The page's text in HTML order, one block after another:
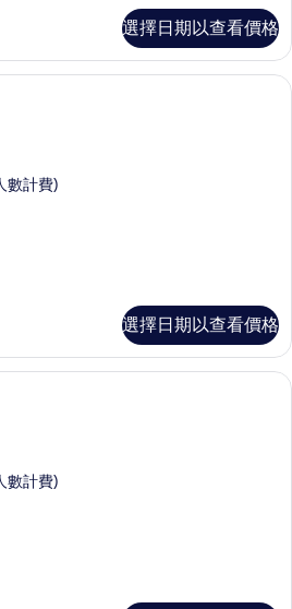
選擇日期以查看價格
高級寢具、迷你吧、客房內保險箱、書
數計費)
選擇日期以查看價格
高級寢具、迷你吧、客房內保險箱、書
數計費)